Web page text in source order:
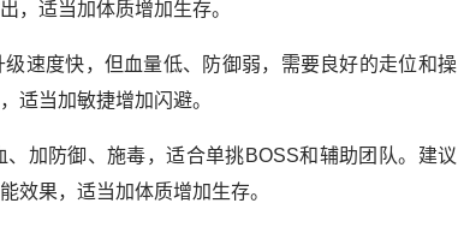
，适当加体质增加生存。
速度快，但血量低、防御弱，需要良好的走位和操
适当加敏捷增加闪避。
加防御、施毒，适合单挑BOSS和辅助团队。建议
效果，适当加体质增加生存。